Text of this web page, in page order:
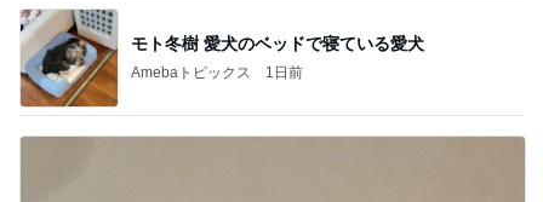
モト冬樹 愛犬のベッドで寝ている愛犬
Amebaトピックス 1日前